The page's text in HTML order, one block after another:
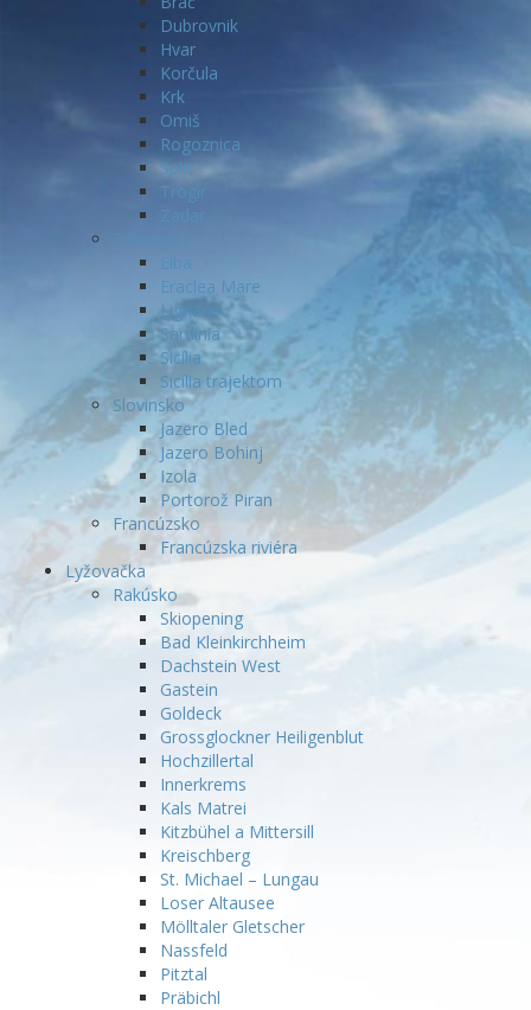
Dubrovnik
Hvar
Korčula
Krk
Omiš
Rogoznica
Split
Trogir
Elba
Eraclea Mare
Lignano
Sardínia
Sicília
Sicília trajektom
Slovinsko
Jazero Bled
Jazero Bohinj
Izola
Portorož Piran
Francúzsko
Francúzska riviéra
Lyžovačka
Rakúsko
Skiopening
Bad Kleinkirchheim
Dachstein West
Gastein
Goldeck
Grossglockner Heiligenblut
Hochzillertal
Innerkrems
Kals Matrei
Kitzbühel a Mittersill
Kreischberg
St. Michael – Lungau
Loser Altausee
Mölltaler Gletscher
Nassfeld
Pitztal
Präbichl